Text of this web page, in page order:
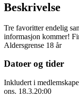
Beskrivelse
Tre favoritter endelig
informasjon kommer!
Aldersgrense 18 år
Datoer og tider
Inkludert i
ons. 18.3.20:00